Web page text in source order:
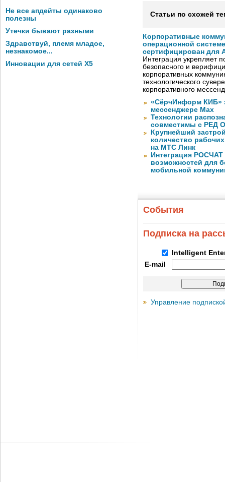
Не все апдейты одинаково
полезны
Утечки бывают разными
Здравствуй, племя младое,
незнакомое...
Инновации для сетей X5
Статьи по схожей
Корпоративные
операционной
сертифицирован для
Интеграция укрепляет
безопасного и
корпоративных
технологического
корпоративного
«СёрчИнформ КИБ»
мессенджере Max
Технологии
совместимы с РЕД
Крупнейший
количество
на МТС Линк
Интеграция
возможностей для
мобильной
События
Подписка на
Intelligent
E-mail
Управление